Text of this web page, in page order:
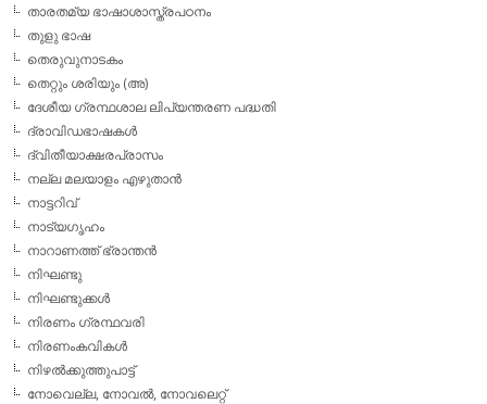
താരതമ്യ ഭാഷാശാസ്ത്രപഠനം
തുളു ഭാഷ
തെരുവുനാടകം
തെറ്റും ശരിയും (അ)
ദേശീയ ഗ്രന്ഥശാല ലിപ്യന്തരണ പദ്ധതി
ദ്രാവിഡഭാഷകള്‍
ദ്വിതീയാക്ഷരപ്രാസം
നല്ല മലയാളം എഴുതാന്‍
നാട്ടറിവ്
നാട്യഗൃഹം
നാറാണത്ത് ഭ്രാന്തന്‍
നിഘണ്ടു
നിഘണ്ടുക്കള്‍
നിരണം ഗ്രന്ഥവരി
നിരണംകവികള്‍
നിഴല്‍ക്കുത്തുപാട്ട്
നോവെല്ല, നോവല്‍, നോവലെറ്റ്